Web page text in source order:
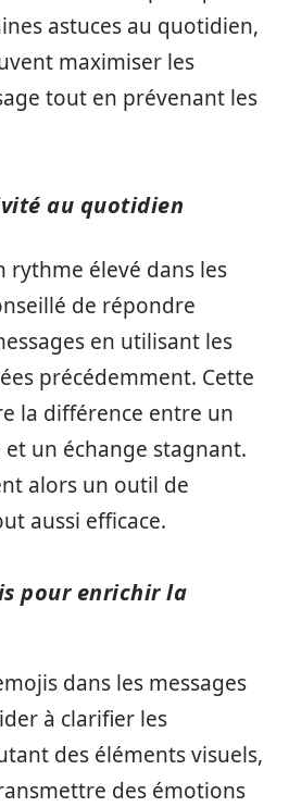
astuces au quotidien,
maximiser les
tout en prévenant les
au quotidien
rythme élevé dans les
de répondre
en utilisant les
précédemment. Cette
la différence entre un
un échange stagnant.
alors un outil de
aussi efficace.
pour enrichir la
dans les messages
à clarifier les
des éléments visuels,
des émotions